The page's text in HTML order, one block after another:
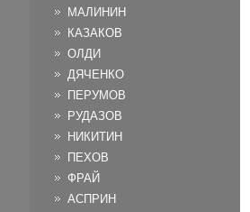
МАЛИНИН
КАЗАКОВ
ОЛДИ
ДЯЧЕНКО
ПЕРУМОВ
РУДАЗОВ
НИКИТИН
ПЕХОВ
ФРАЙ
АСПРИН